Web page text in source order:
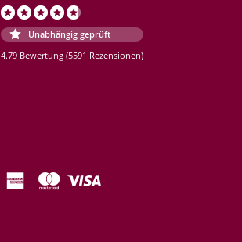
Unabhängig geprüft
4.79 Bewertung (5591 Rezensionen)